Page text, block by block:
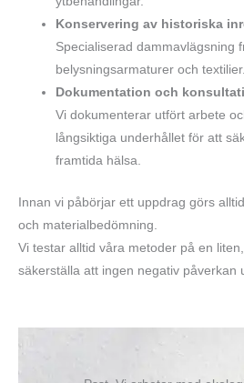
Konservering av historiska
Specialiserad dammavlägsning
belysningsarmaturer och textilier.
Dokumentation och
Vi dokumenterar utfört arbete
långsiktiga underhållet för att
framtida hälsa.
Innan vi påbörjar ett uppdrag görs
och materialbedömning.
Vi testar alltid våra metoder på en
säkerställa att ingen negativ påverkan